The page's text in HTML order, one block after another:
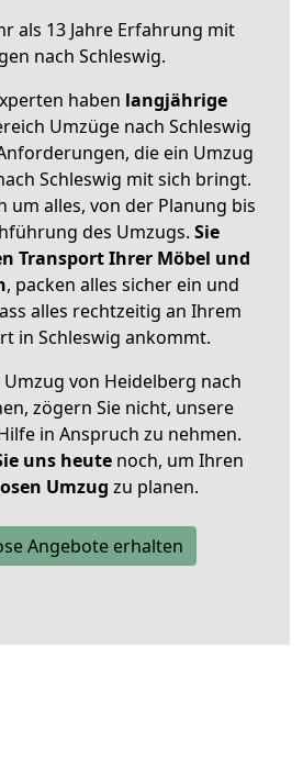
als 13 Jahre Erfahrung mit
nach Schleswig.
haben langjährige
Umzüge nach Schleswig
die ein Umzug
Schleswig mit sich bringt.
um alles, von der Planung bis
des Umzugs. Sie
Transport Ihrer Möbel und
, packen alles sicher ein und
alles rechtzeitig an Ihrem
in Schleswig ankommt.
Umzug von Heidelberg nach
zögern Sie nicht, unsere
in Anspruch zu nehmen.
uns heutenoch, um Ihren
Umzug zu planen.
Angebote erhalten